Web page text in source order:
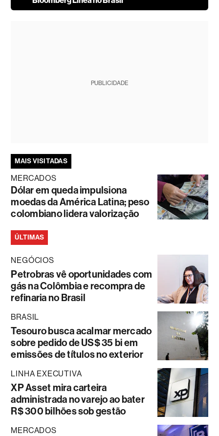
PUBLICIDADE
MAIS VISITADAS
MERCADOS
Dólar em queda impulsiona
moedas da América Latina; peso
colombiano lidera valorização
ÚLTIMAS
NEGÓCIOS
Petrobras vê oportunidades com
gás na Colômbia e recompra de
refinaria no Brasil
BRASIL
Tesouro busca acalmar mercado
sobre pedido de US$ 35 bi em
emissões de títulos no exterior
LINHA EXECUTIVA
XP Asset mira carteira
administrada no varejo ao bater
R$ 300 bilhões sob gestão
MERCADOS